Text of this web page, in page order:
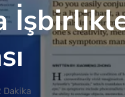
Dakika